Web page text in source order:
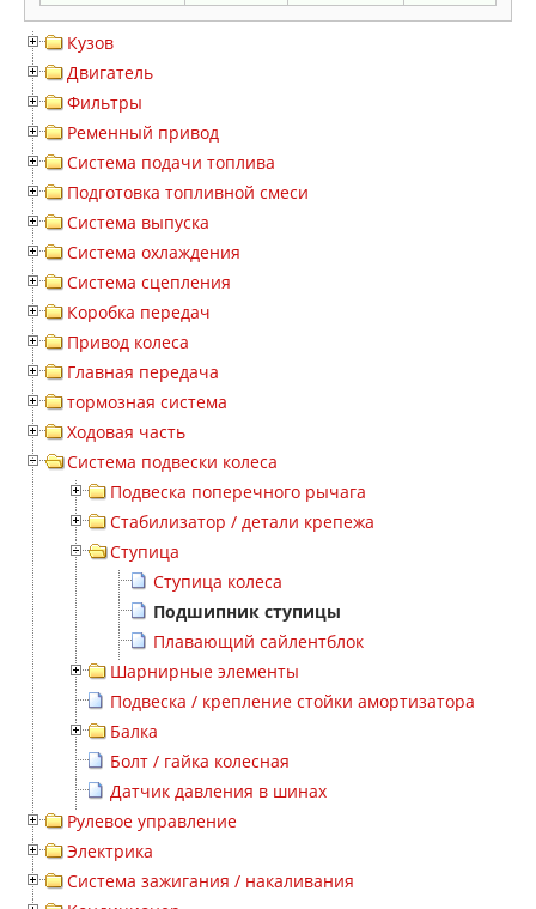
Кузов
Двигатель
Фильтры
Ременный привод
Система подачи топлива
Подготовка топливной смеси
Система выпуска
Система охлаждения
Система сцепления
Коробка передач
Привод колеса
Главная передача
тормозная система
Ходовая часть
Система подвески колеса
Подвеска поперечного рычага
Стабилизатор / детали крепежа
Ступица
Ступица колеса
Подшипник ступицы
Плавающий сайлентблок
Шарнирные элементы
Подвеска / крепление стойки амортизатора
Балка
Болт / гайка колесная
Датчик давления в шинах
Рулевое управление
Электрика
Система зажигания / накаливания